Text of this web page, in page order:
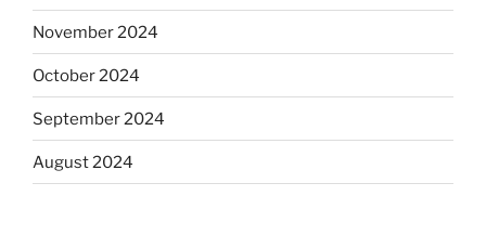
November 2024
October 2024
September 2024
August 2024